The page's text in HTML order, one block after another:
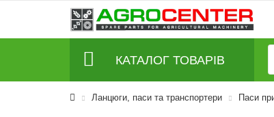
КАТАЛОГ ТОВАРІВ
Ланцюги, паси та транспортери Паси